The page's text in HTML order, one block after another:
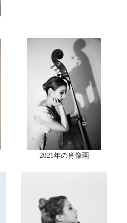
2021年の肖像画